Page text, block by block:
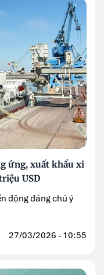
ứng, xuất khẩu xi
USD
động đáng chú ý
27/03/2026 - 10:55